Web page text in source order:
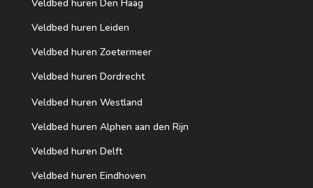
Veldbed huren Den Haag
Veldbed huren Leiden
Veldbed huren Zoetermeer
Veldbed huren Dordrecht
Veldbed huren Westland
Veldbed huren Alphen aan den Rijn
Veldbed huren Delft
Veldbed huren Eindhoven